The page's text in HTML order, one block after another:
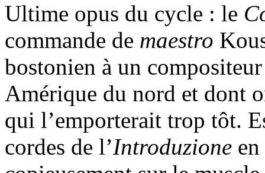
Ultime opus du cycle : le
commande de maestro
bostonien à un
Amérique du nord et dont
qui l’emporterait trop tôt.
cordes de l’Introduzione